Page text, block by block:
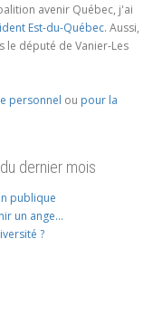
avenir Québec, j'ai
Est-du-Québec. Aussi,
le député de Vanier-Les
personnel ou pour la
dernier mois
publique
un ange…
?